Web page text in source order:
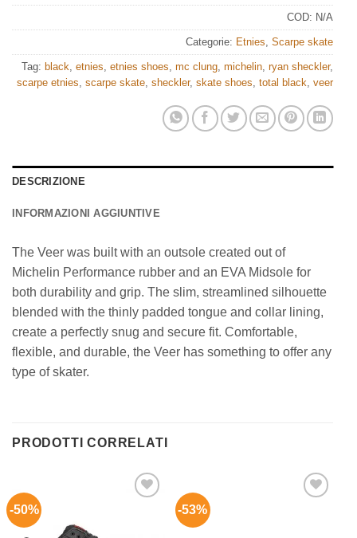
COD: N/A
Categorie: Etnies, Scarpe skate
Tag: black, etnies, etnies shoes, mc clung, michelin, ryan sheckler,
scarpe etnies, scarpe skate, sheckler, skate shoes, total black, veer
DESCRIZIONE
INFORMAZIONI AGGIUNTIVE
The Veer was built with an outsole created out of
Michelin Performance rubber and an EVA Midsole for
both durability and grip. The slim, streamlined silhouette
blended with the thinly padded tongue and collar lining,
create a perfectly snug and secure fit. Comfortable,
flexible, and durable, the Veer has something to offer any
type of skater.
PRODOTTI CORRELATI
-50% -53%